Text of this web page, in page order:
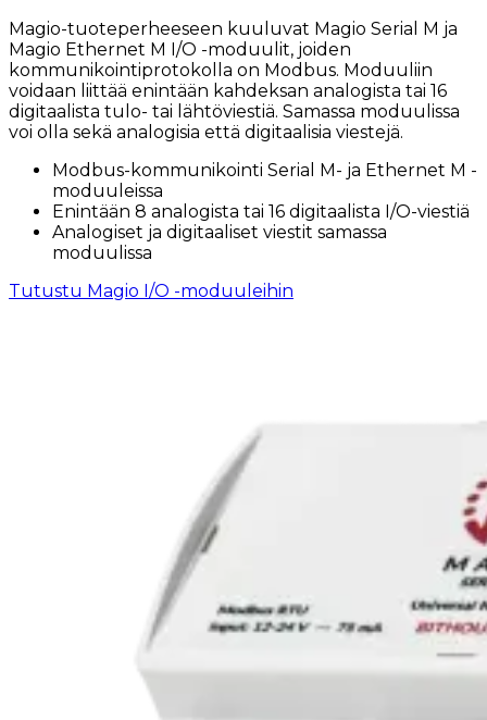
Magio-tuoteperheeseen kuuluvat Magio Serial M ja
Magio Ethernet M I/O -moduulit, joiden
kommunikointiprotokolla on Modbus. Moduuliin
voidaan liittää enintään kahdeksan analogista tai 16
digitaalista tulo- tai lähtöviestiä. Samassa moduulissa
voi olla sekä analogisia että digitaalisia viestejä.
Modbus-kommunikointi Serial M- ja Ethernet M -
moduuleissa
Enintään 8 analogista tai 16 digitaalista I/O-viestiä
Analogiset ja digitaaliset viestit samassa
moduulissa
Tutustu Magio I/O -moduuleihin